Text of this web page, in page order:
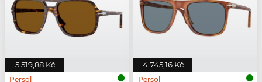
5 519,88 Kč
Persol
4 745,16 Kč
Persol